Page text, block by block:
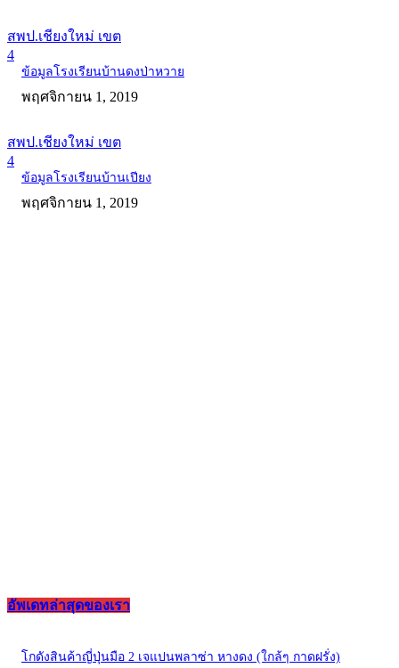
สพป.เชียงใหม่ เขต
4
ข้อมูลโรงเรียนบ้านดงป่าหวาย
พฤศจิกายน 1, 2019
สพป.เชียงใหม่ เขต
4
ข้อมูลโรงเรียนบ้านเปียง
พฤศจิกายน 1, 2019
อัพเดทล่าสุดของเรา
โกดังสินค้าญี่ปุ่นมือ 2 เจแปนพลาซ่า หางดง (ใกล้ๆ กาดฝรั่ง)